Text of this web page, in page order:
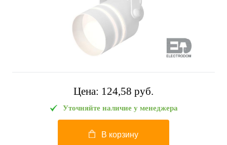
Цена: 124,58 pуб.
Уточняйте наличие у менеджера
В корзину